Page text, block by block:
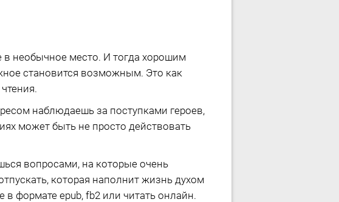
необычное место. И тогда хорошим
становится возможным. Это как
наблюдаешь за поступками героев,
может быть не просто действовать
вопросами, на которые очень
которая наполнит жизнь духом
формате epub, fb2 или читать онлайн.